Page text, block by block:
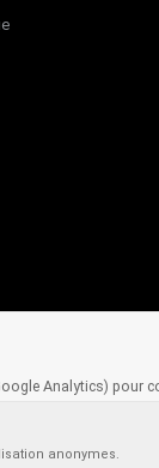
Analytics) pour
anonymes.